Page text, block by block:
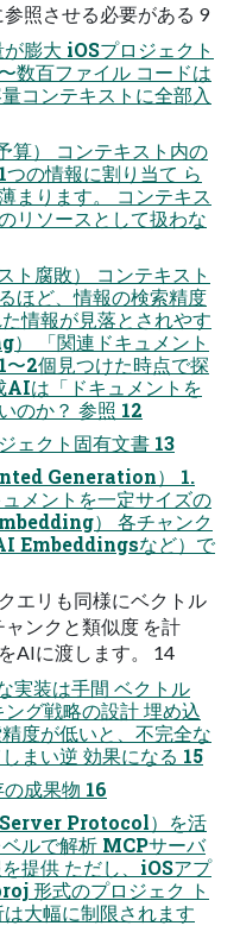
照させる必要がある 9
膨大 iOSプロジェクト
数百ファイル コードは
コンテキストに全部入
） コンテキスト内の
つの情報に割り当て ら
まります。 コンテキス
リソースとして扱わな
腐敗） コンテキスト
ほど、情報の検索精度
情報が見落とされやす
「関連ドキュメント
2個見つけた時点で探
AIは「ドキュメントを
のか？ 参照 12
ェクト固有文書 13
Generation） 1.
メントを一定サイズの
） 各チャンク
Embeddingsなど）で
エリも同様にベクトル
ンクと類似度 を計
AIに渡します。 14
実装は手間 ベクトル
グ戦略の設計 埋め込
度が低いと、不完全な
まい逆 効果になる 15
成果物 16
Protocol）を活
ルで解析 MCPサーバ
提供 ただし、iOSアプ
形式のプロジェク ト
大幅に制限されます